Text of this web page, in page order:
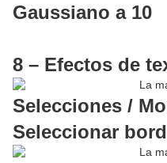
Gaussiano a 10
8 – Efectos de
Selecciones /
Seleccionar